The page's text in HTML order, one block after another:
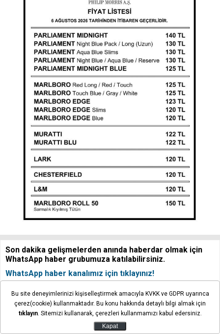
Son dakika gelişmelerden anında haberdar olmak için
WhatsApp haber grubumuza katılabilirsiniz.
WhatsApp haber kanalımız için tıklayınız!
Yorum Yap
Bu site deneyimlerinizi kişiselleştirmek amacıyla KVKK ve GDPR uyarınca
çerez(cookie) kullanmaktadır. Bu konu hakkında detaylı bilgi almak için
tıklayın. Sitemizi kullanarak, çerezleri kullanmamızı kabul edersiniz.
Kapat